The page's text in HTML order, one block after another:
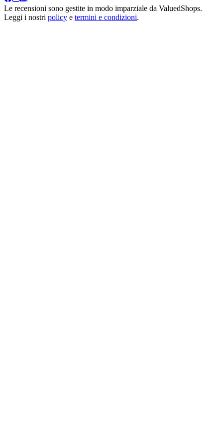
Le recensioni sono gestite in modo imparziale da ValuedShops.
Leggi i nostri policy e termini e condizioni.